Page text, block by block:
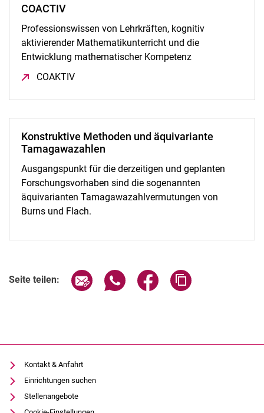
COACTIV
Professionswissen von Lehrkräften, kognitiv
aktivierender Mathematikunterricht und die
Entwicklung mathematischer Kompetenz
COAKTIV
Konstruktive Methoden und äquivariante
Tamagawazahlen
Ausgangspunkt für die derzeitigen und geplanten
Forschungsvorhaben sind die sogenannten
äquivarianten Tamagawazahlvermutungen von
Burns und Flach.
Seite teilen: Seite über E-Mail teilen
Seite über WhatsApp teilen
Seite über Facebook
Kontakt & Anfahrt
Einrichtungen suchen
Stellenangebote